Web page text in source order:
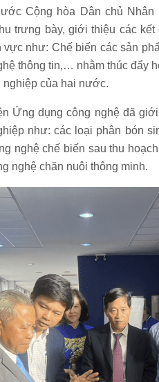
Cộng hòa Dân chủ
trưng bày, giới thiệu các
như: Chế biến các sản
thông tin,… nhằm thúc đẩy
nghiệp của hai nước.
Ứng dụng công nghệ đã
như: các loại phân bón
nghệ chế biến sau thu
nghệ chăn nuôi thông minh.